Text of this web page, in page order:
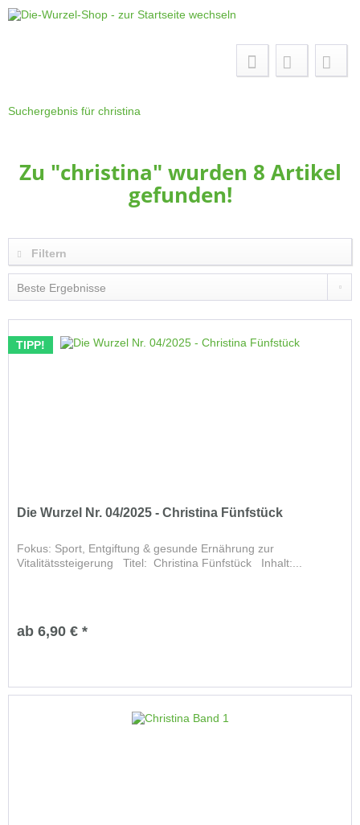
Suchergebnis für christina
Zu "christina" wurden 8 Artikel
gefunden!
Filtern
TIPP!
Die Wurzel Nr. 04/2025 - Christina Fünfstück
Fokus: Sport, Entgiftung & gesunde Ernährung zur
Vitalitätssteigerung Titel: Christina Fünfstück Inhalt:...
ab 6,90 € *